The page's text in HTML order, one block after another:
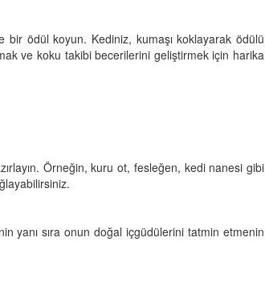
ödül koyun. Kediniz, kumaşı koklayarak ödülü
ve koku takibi becerilerini geliştirmek için harika
Örneğin, kuru ot, fesleğen, kedi nanesi gibi
yanı sıra onun doğal içgüdülerini tatmin etmenin